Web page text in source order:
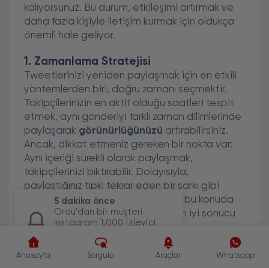
kalıyorsunuz. Bu durum, etkileşimi artırmak ve
daha fazla kişiyle iletişim kurmak için oldukça
önemli hale geliyor.
1. Zamanlama Stratejisi
Tweetlerinizi yeniden paylaşmak için en etkili
yöntemlerden biri, doğru zamanı seçmektir.
Takipçilerinizin en aktif olduğu saatleri tespit
etmek, aynı gönderiyi farklı zaman dilimlerinde
paylaşarak görünürlüğünüzü artırabilirsiniz.
Ancak, dikkat etmeniz gereken bir nokta var:
Aynı içeriği sürekli olarak paylaşmak,
takipçilerinizi bıktırabilir. Dolayısıyla,
paylaştığınız tıpkı tekrar eden bir şarkı gibi
millettin huzurunu kaçırmasın. Ama bu konuda
farklı zaman aralıkları deneyerek en iyi sonucu
bulabilirsiniz.
2. Farklı Formatlar Kullanma
Anasayfa Sorgula Araçlar Whatsapp
5 dakika önce
Ordu'dan bir müşteri
Instagram 1.000 İzleyici
oluşturdu.